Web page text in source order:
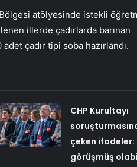
atölyesinde istekli
illerde çadırlarda barınan
çadır tipi soba hazırlandı.
CHP Kurultayı
çeken ifadeler:
görüşmüş